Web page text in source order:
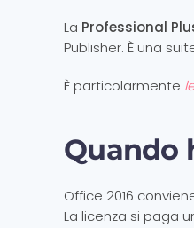
La Professional
Publisher. È una
È particolarmente
Quando
Office 2016
La licenza si paga